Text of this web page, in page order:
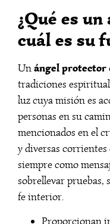
¿Qué es
cuál es su
Unángel protector
tradiciones
luz cuya misión es
personas en su
mencionados en el
y diversas
siempre como
sobrellevar pruebas,
fe interior.
Proporcionan